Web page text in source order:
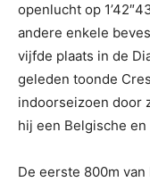
openlucht op
andere enkele
vijfde plaats in de
geleden toonde
indoorseizoen door
hij een Belgische en
De eerste 800m